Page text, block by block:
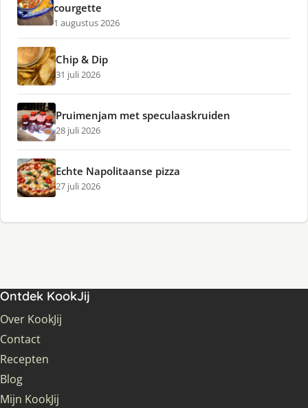
courgette
1 augustus 2026
Chip & Dip
31 juli 2026
Pruimenjam met speculaaskruiden
28 juli 2026
Echte Napolitaanse pizza
27 juli 2026
Ontdek KookJij
Over KookJij
Contact
Recepten
Blog
Mijn KookJij